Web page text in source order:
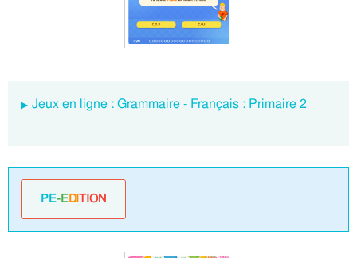
Jeux en ligne : Grammaire - Français : Primaire 2
PE-EDITION